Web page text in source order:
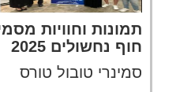
תמונות וחוויות
חוף נחשולים 2025
סמינרי טובול טורס